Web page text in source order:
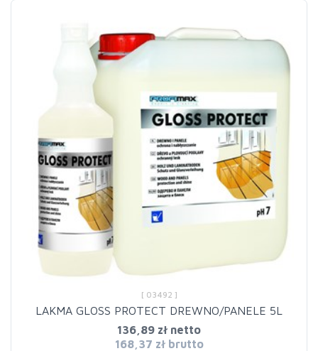
[ 03492 ]
LAKMA GLOSS PROTECT DREWNO/PANELE 5L
136,89 zł netto
168,37 zł brutto